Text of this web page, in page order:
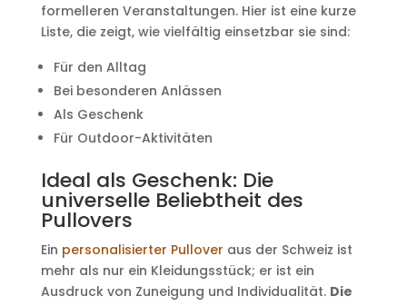
formelleren Veranstaltungen. Hier ist eine kurze
Liste, die zeigt, wie vielfältig einsetzbar sie sind:
Für den Alltag
Bei besonderen Anlässen
Als Geschenk
Für Outdoor-Aktivitäten
Ideal als Geschenk: Die
universelle Beliebtheit des
Pullovers
Ein personalisierter Pullover aus der Schweiz ist
mehr als nur ein Kleidungsstück; er ist ein
Ausdruck von Zuneigung und Individualität. Die